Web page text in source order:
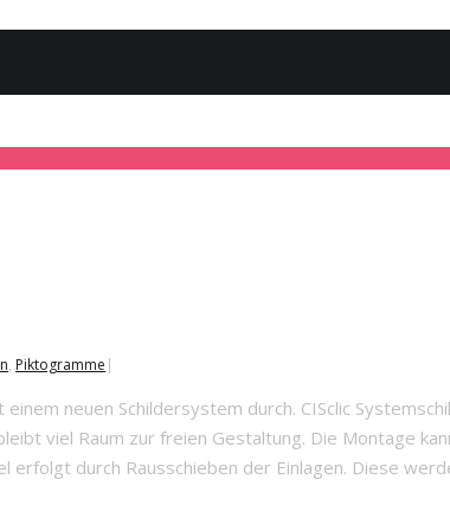
, Piktogramme |
neuen Schildersystem durch. CISclic
viel Raum zur freien Gestaltung. Die Montage
durch Rausschieben der Einlagen. Diese